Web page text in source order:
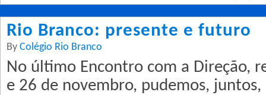
Rio Branco: presente e futuro
By Colégio Rio Branco
No último Encontro com a Direção,
e 26 de novembro, pudemos,